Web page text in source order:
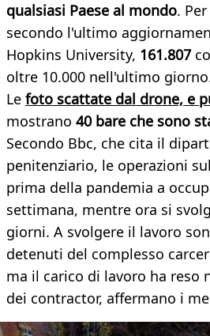
qualsiasi Paese al mondo.
secondo l'ultimo
Hopkins University, 161.807
oltre 10.000 nell'ultimo
Le foto scattate dal drone, e
mostrano 40 bare che sono
Secondo Bbc, che cita il
penitenziario, le operazioni
prima della pandemia a
settimana, mentre ora si
giorni. A svolgere il lavoro
detenuti del complesso
ma il carico di lavoro ha reso
dei contractor, affermano i